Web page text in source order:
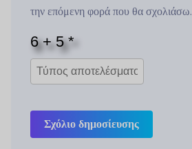
την επόμενη φορά που θα σχολιάσω.
Σχόλιο δημοσίευσης